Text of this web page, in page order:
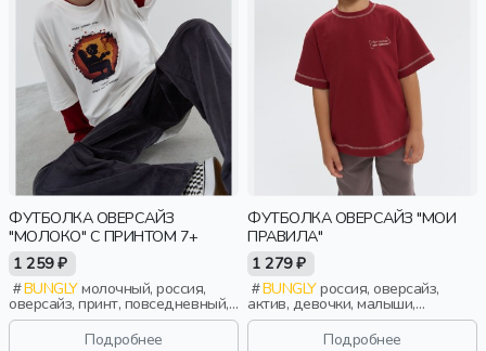
ФУТБОЛКА ОВЕРСАЙЗ
"МОЛОКО" С ПРИНТОМ 7+
1 259 ₽
BUNGLYмолочный, россия,
оверсайз, принт, повседневный,
мальчики, школьники, подростки,
Подробнее
ФУТБОЛКА ОВЕРСАЙЗ "МОИ
ПРАВИЛА"
1 279 ₽
BUNGLYроссия, оверсайз,
актив, девочки, малыши,
дошкольники, дети
Подробнее